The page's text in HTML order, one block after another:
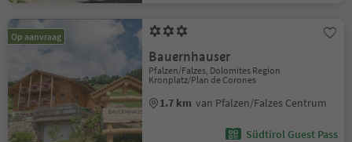
Op aanvraag
Bauernhauser
Pfalzen/Falzes, Dolomites Region
Kronplatz/Plan de Corones
1.7 km van Pfalzen/Falzes Centrum
Südtirol Guest Pass